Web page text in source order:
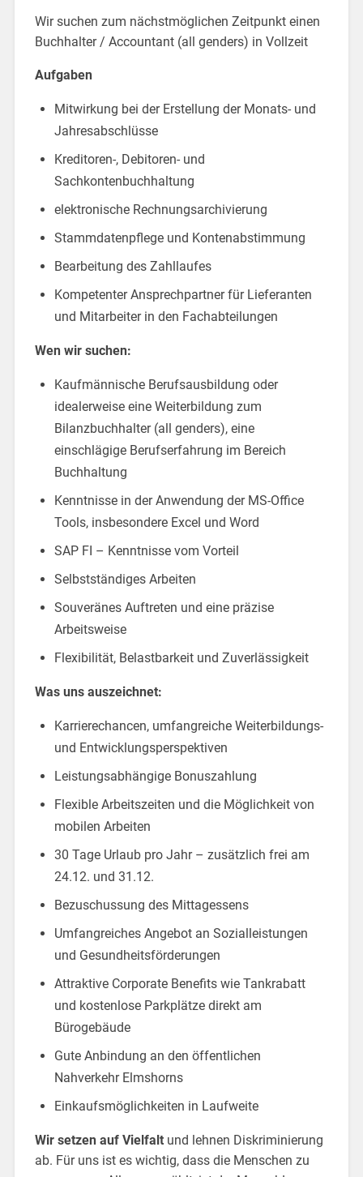
Wir suchen zum nächstmöglichen Zeitpunkt einen
Buchhalter / Accountant (all genders) in Vollzeit
Aufgaben
Mitwirkung bei der Erstellung der Monats- und
Jahresabschlüsse
Kreditoren-, Debitoren- und
Sachkontenbuchhaltung
elektronische Rechnungsarchivierung
Stammdatenpflege und Kontenabstimmung
Bearbeitung des Zahllaufes
Kompetenter Ansprechpartner für Lieferanten
und Mitarbeiter in den Fachabteilungen
Wen wir suchen:
Kaufmännische Berufsausbildung oder
idealerweise eine Weiterbildung zum
Bilanzbuchhalter (all genders), eine
einschlägige Berufserfahrung im Bereich
Buchhaltung
Kenntnisse in der Anwendung der MS-Office
Tools, insbesondere Excel und Word
SAP FI – Kenntnisse vom Vorteil
Selbstständiges Arbeiten
Souveränes Auftreten und eine präzise
Arbeitsweise
Flexibilität, Belastbarkeit und Zuverlässigkeit
Was uns auszeichnet:
Karrierechancen, umfangreiche Weiterbildungs-
und Entwicklungsperspektiven
Leistungsabhängige Bonuszahlung
Flexible Arbeitszeiten und die Möglichkeit von
mobilen Arbeiten
30 Tage Urlaub pro Jahr – zusätzlich frei am
24.12. und 31.12.
Bezuschussung des Mittagessens
Umfangreiches Angebot an Sozialleistungen
und Gesundheitsförderungen
Attraktive Corporate Benefits wie Tankrabatt
und kostenlose Parkplätze direkt am
Bürogebäude
Gute Anbindung an den öffentlichen
Nahverkehr Elmshorns
Einkaufsmöglichkeiten in Laufweite
Wir setzen auf Vielfalt und lehnen Diskriminierung
ab. Für uns ist es wichtig, dass die Menschen zu